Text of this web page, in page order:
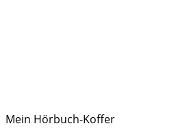
Mein Hörbuch-Koffer